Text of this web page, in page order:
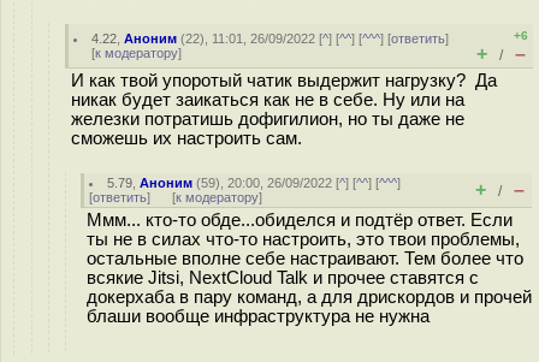
4.22 ,Аноним (22), 11:01, 26/09/2022 [^] [^^] [^^^] [ответить]
[к модератору]
+6
+ / –
И как твой упоротый чатик выдержит нагрузку? Да
никак будет заикаться как не в себе. Ну или на
железки потратишь дофигилион, но ты даже не
сможешь их настроить сам.
5.79 ,Аноним (59), 20:00, 26/09/2022 [^] [^^] [^^^]
[ответить] [к модератору] + / –
Ммм... кто-то обде...обиделся и подтёр ответ. Если
ты не в силах что-то настроить, это твои проблемы,
остальные вполне себе настраивают. Тем более что
всякие Jitsi, NextCloud Talk и прочее ставятся с
докерхаба в пару команд, а для дрискордов и прочей
блаши вообще инфраструктура не нужна